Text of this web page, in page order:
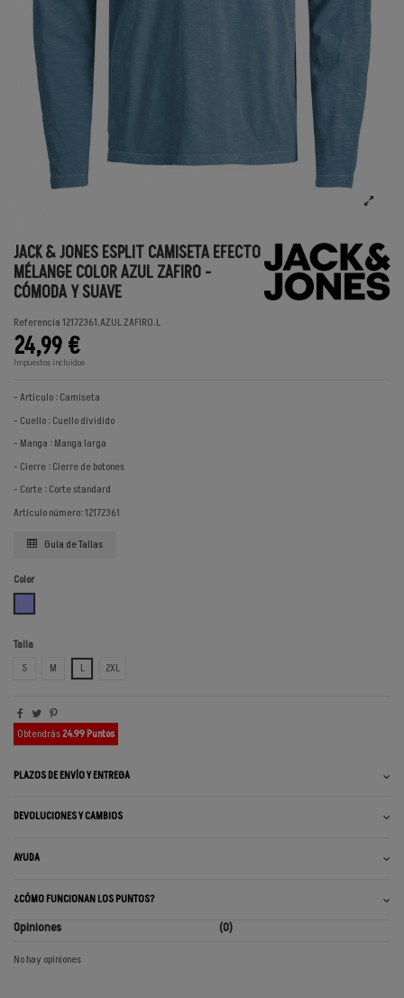
JACK & JONES ESPLIT CAMISETA EFECTO
MÉLANGE COLOR AZUL ZAFIRO -
CÓMODA Y SUAVE
Referencia12172361.AZUL ZAFIRO.L
24,99 €
Impuestos incluidos
- Artículo : Camiseta
- Cuello : Cuello dividido
- Manga : Manga larga
- Cierre : Cierre de botones
- Corte : Corte standard
Artículo número: 12172361
Guía de Tallas
Color
Talla
S
M L 2XL
Obtendrás24.99 Puntos
PLAZOS DE ENVÍO Y ENTREGA
DEVOLUCIONES Y CAMBIOS
AYUDA
¿CÓMO FUNCIONAN LOS PUNTOS?
Opiniones (0)
No hay opiniones